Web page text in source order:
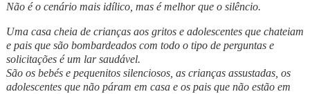
Não é o cenário mais idílico, mas é melhor que o silêncio.
Uma casa cheia de crianças aos gritos e adolescentes que chateiam
e pais que são bombardeados com todo o tipo de perguntas e
solicitações é um lar saudável.
São os bebés e pequenitos silenciosos, as crianças assustadas, os
adolescentes que não páram em casa e os pais que não estão em